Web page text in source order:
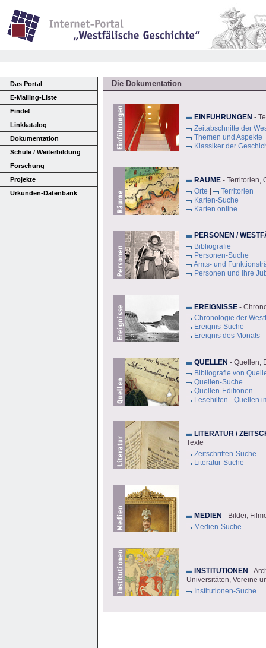
Das Portal
E-Mailing-Liste
Finde!
Linkkatalog
Dokumentation
Schule / Weiterbildung
Forschung
Projekte
Urkunden-Datenbank
Die Dokumentation
EINFÜHRUNGEN -
Zeitabschnitte der
Themen und Aspekte
Klassiker der
RÄUME - Territorien,
Orte |
Territorien
Karten-Suche
Karten online
PERSONEN /
Bibliografie
Personen-Suche
Amts- und
Personen und ihre
EREIGNISSE -
Chronologie der
Ereignis-Suche
Ereignis des Monats
QUELLEN - Quellen,
Bibliografie von
Quellen-Suche
Quellen-Editionen
Lesehilfen - Quellen
LITERATUR /
Texte
Zeitschriften-Suche
Literatur-Suche
MEDIEN - Bilder,
Medien-Suche
INSTITUTIONEN -
Universitäten, Vereine
Institutionen-Suche